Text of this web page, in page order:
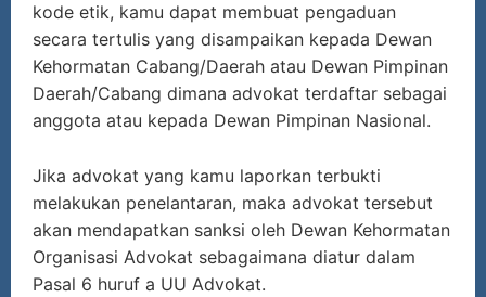
kode etik, kamu dapat membuat pengaduan
secara tertulis yang disampaikan kepada Dewan
Kehormatan Cabang/Daerah atau Dewan Pimpinan
Daerah/Cabang dimana advokat terdaftar sebagai
anggota atau kepada Dewan Pimpinan Nasional.
Jika advokat yang kamu laporkan terbukti
melakukan penelantaran, maka advokat tersebut
akan mendapatkan sanksi oleh Dewan Kehormatan
Organisasi Advokat sebagaimana diatur dalam
Pasal 6 huruf a UU Advokat.